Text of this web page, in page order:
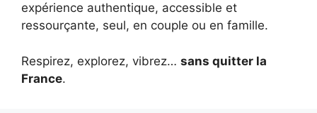
expérience authentique, accessible et
ressourçante, seul, en couple ou en famille.
Respirez, explorez, vibrez… sans quitter la
France.